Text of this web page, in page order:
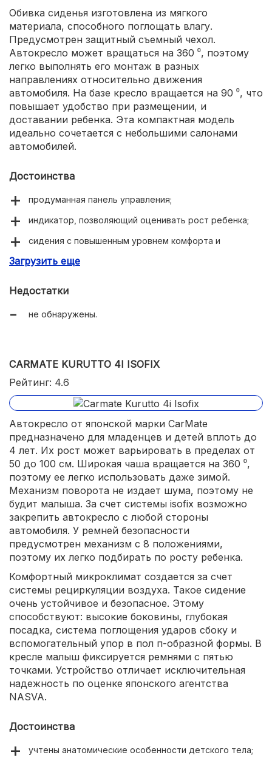
Обивка сиденья изготовлена из мягкого
материала, способного поглощать влагу.
Предусмотрен защитный съемный чехол.
Автокресло может вращаться на 360 ⁰, поэтому
легко выполнять его монтаж в разных
направлениях относительно движения
автомобиля. На базе кресло вращается на 90 ⁰, что
повышает удобство при размещении, и
доставании ребенка. Эта компактная модель
идеально сочетается с небольшими салонами
автомобилей.
Достоинства
продуманная панель управления;
индикатор, позволяющий оценивать рост ребенка;
сидения с повышенным уровнем комфорта и
у сидения 4 позиции наклона.
Загрузить еще
Недостатки
не обнаружены.
CARMATE KURUTTO 4I ISOFIX
Рейтинг: 4.6
Автокресло от японской марки CarMate
предназначено для младенцев и детей вплоть до
4 лет. Их рост может варьировать в пределах от
50 до 100 см. Широкая чаша вращается на 360 ⁰,
поэтому ее легко использовать даже зимой.
Механизм поворота не издает шума, поэтому не
будит малыша. За счет системы isofix возможно
закрепить автокресло с любой стороны
автомобиля. У ремней безопасности
предусмотрен механизм с 8 положениями,
поэтому их легко подбирать по росту ребенка.
Комфортный микроклимат создается за счет
системы рециркуляции воздуха. Такое сидение
очень устойчивое и безопасное. Этому
способствуют: высокие боковины, глубокая
посадка, система поглощения ударов сбоку и
вспомогательный упор в пол п-образной формы. В
кресле малыш фиксируется ремнями с пятью
точками. Устройство отличает исключительная
надежность по оценке японского агентства
NASVA.
Достоинства
учтены анатомические особенности детского тела;